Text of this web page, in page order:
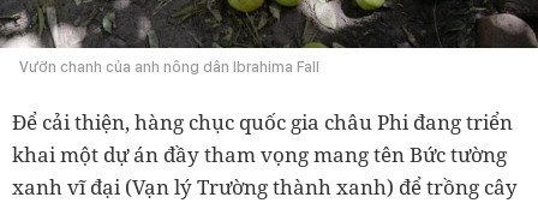
Vườn chanh của anh nông dân Ibrahima Fall
Để cải thiện, hàng chục quốc gia châu Phi đang triển
khai một dự án đầy tham vọng mang tên Bức tường
xanh vĩ đại (Vạn lý Trường thành xanh) để trồng cây